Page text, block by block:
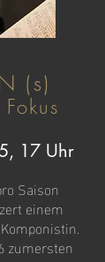
(s)
17 Uhr
Saison
einem
zumersten